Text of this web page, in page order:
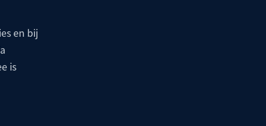
en bij
is